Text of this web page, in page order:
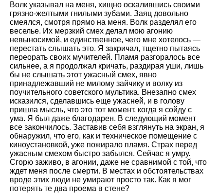
Волк указывал на меня, хищно оскалившись своими
грязно-желтыми гнилыми зубами. Заяц довольно
смеялся, смотря прямо на меня. Волк разделял его
веселье. Их мерзкий смех делал мою агонию
невыносимой, и единственное, чего мне хотелось —
перестать слышать это. Я закричал, тщетно пытаясь
переорать своих мучителей. Пламя разгоралось все
сильнее, а я продолжал кричать, раздирая уши, лишь
бы не слышать этот ужасный смех, явно
принадлежавший не милому зайчику и волку из
поучительного советского мультика. Внезапно смех
исказился, сделавшись еще ужасней, и в голову
пришла мысль, что это тот момент, когда я сойду с
ума. Я был даже благодарен. В следующий момент
все закончилось. Заставив себя взглянуть на экран, я
обнаружил, что его, как и техническое помещение с
киноустановкой, уже пожирало пламя. Страх перед
ужасным смехом быстро забылся. Сейчас я умру.
Сгорю заживо, в агонии, даже не сравнимой с той, что
ждет меня после смерти. В местах и обстоятельствах
вроде этих люди не умирают просто так. Как я мог
потерять те два проема в стене?